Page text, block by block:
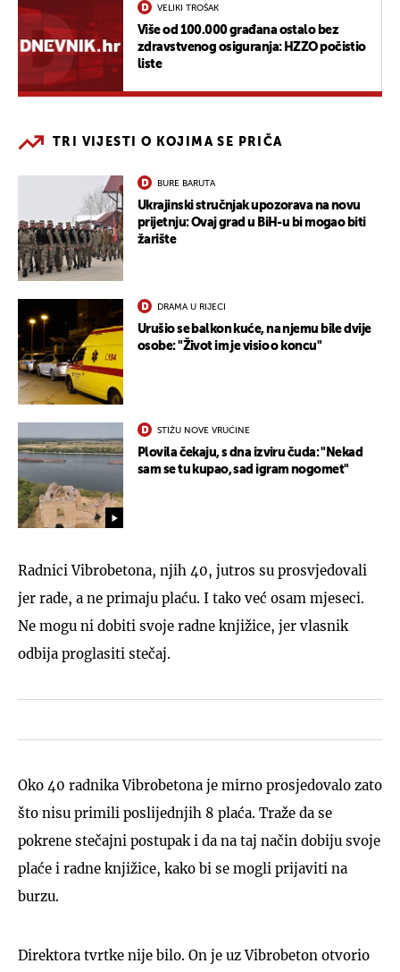
VELIKI TROŠAK
Više od 100.000 građana ostalo bez
zdravstvenog osiguranja: HZZO počistio
liste
TRI VIJESTI O KOJIMA SE PRIČA
BURE BARUTA
Ukrajinski stručnjak upozorava na novu
prijetnju: Ovaj grad u BiH-u bi mogao biti
žarište
DRAMA U RIJECI
Urušio se balkon kuće, na njemu bile dvije
osobe: "Život im je visio o koncu"
STIŽU NOVE VRUĆINE
Plovila čekaju, s dna izviru čuda: "Nekad
sam se tu kupao, sad igram nogomet"
Radnici Vibrobetona, njih 40, jutros su prosvjedovali
jer rade, a ne primaju plaću. I tako već osam mjeseci.
Ne mogu ni dobiti svoje radne knjižice, jer vlasnik
odbija proglasiti stečaj.
Oko 40 radnika Vibrobetona je mirno prosjedovalo zato
što nisu primili poslijednjih 8 plaća. Traže da se
pokrene stečajni postupak i da na taj način dobiju svoje
plaće i radne knjižice, kako bi se mogli prijaviti na
burzu.
Direktora tvrtke nije bilo. On je uz Vibrobeton otvorio